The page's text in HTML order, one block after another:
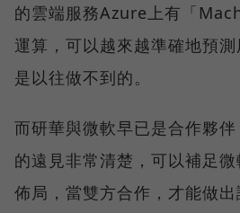
的雲端服務Azure上有「
運算，可以越來越準確地預
是以往做不到的。
而研華與微軟早已是合作夥
的遠見非常清楚，可以補足
佈局，當雙方合作，才能做